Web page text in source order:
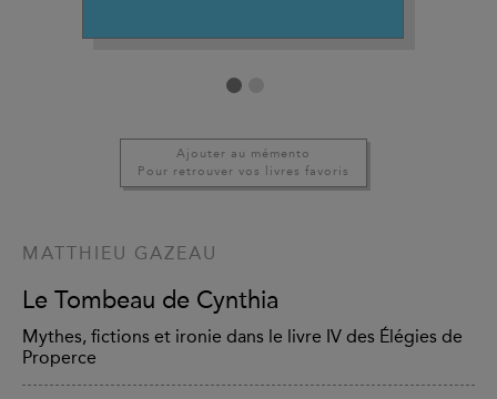
Ajouter au mémento
Pour retrouver vos livres favoris
MATTHIEU GAZEAU
Le Tombeau de Cynthia
Mythes, fictions et ironie dans le livre IV des Élégies de
Properce